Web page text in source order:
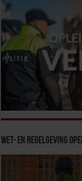
Wet- en Regelgeving